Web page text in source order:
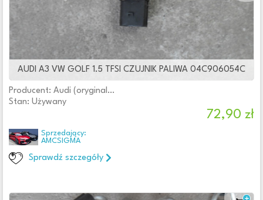
Końcówki wtryskiwaczy
Korki wlewu
Listwy wtryskowe
LPG
Monowtryski
Obudowy filtrów paliwa
Podgrzewacze
Pompy paliwa
Pozostałe
Przewody wtryskowe
AUDI A3 VW GOLF 1.5 TFSI CZUJNIK PALIWA 04C906054C
Producent: Audi (oryginalne OE)
Stan: Używany
72,90 zł
Sprzedający:
AMCSIGMA
Sprawdź szczegóły